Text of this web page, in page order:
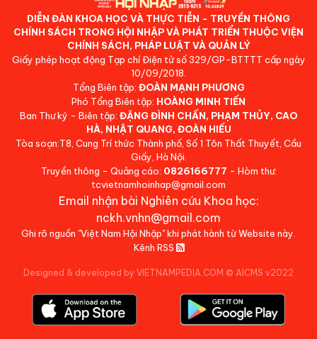
DIỄN ĐÀN KHOA HỌC VÀ THỰC TIỄN - TRUYỀN THÔNG
CHÍNH SÁCH TRONG HỘI NHẬP VÀ PHÁT TRIỂN THUỘC VIỆN
CHÍNH SÁCH, PHÁP LUẬT VÀ QUẢN LÝ
Giấy phép hoạt động Tạp chí Điện tử số 329/GP-BTTTT cấp ngày
10/09/2018.
Tổng Biên tập: ĐOÀN MẠNH PHƯƠNG
Phó Tổng Biên tập: HOÀNG MINH TIẾN
Ban Thư ký - Biên tập: ĐẶNG ĐÌNH CHẤN, PHẠM THỦY, CAO
HÀ, NHẬT QUANG, ĐOÀN HIẾU
Tòa soạn:T8, Cung Trí thức Thành phố, Số 1 Tôn Thất Thuyết, Cầu
Giấy, Hà Nội.
Truyền thông - Quảng cáo: 0826166777 - Hòm thư:
tcvietnamhoinhap@gmail.com
Email nhận bài Nghiên cứu Khoa học:
nckh.vnhn@gmail.com
Ghi rõ nguồn "Việt Nam Hội Nhập" khi phát hành từ Website này.
Kênh RSS
Designed & developed by VIETNAMPEDIA.COM © AICMS v2022